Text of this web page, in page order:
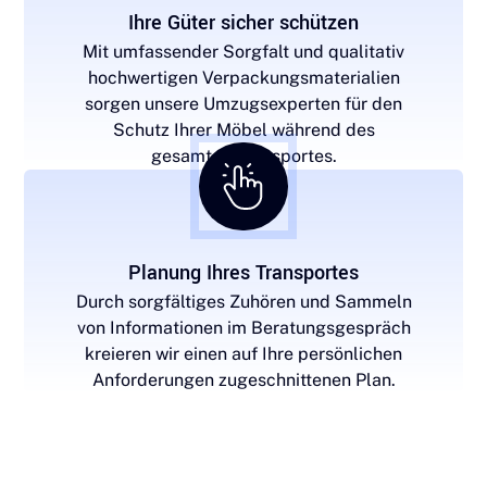
Ihre Güter sicher schützen
Mit umfassender Sorgfalt und qualitativ
hochwertigen Verpackungsmaterialien
sorgen unsere Umzugsexperten für den
Schutz Ihrer Möbel während des
gesamten Transportes.
Planung Ihres Transportes
Durch sorgfältiges Zuhören und Sammeln
von Informationen im Beratungsgespräch
kreieren wir einen auf Ihre persönlichen
Anforderungen zugeschnittenen Plan.